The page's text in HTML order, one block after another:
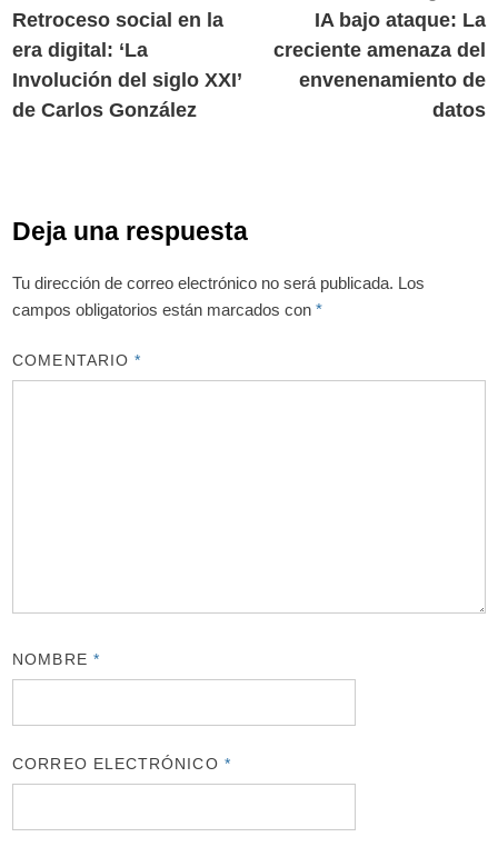
de
entradas
anterior:
Retroceso social en la
era digital: ‘La
Involución del siglo XXI’
de Carlos González
IA bajo ataque: La
creciente amenaza del
envenenamiento de
datos
Deja una respuesta
Tu dirección de correo electrónico no será publicada. Los
campos obligatorios están marcados con*
COMENTARIO*
NOMBRE *
CORREO ELECTRÓNICO *